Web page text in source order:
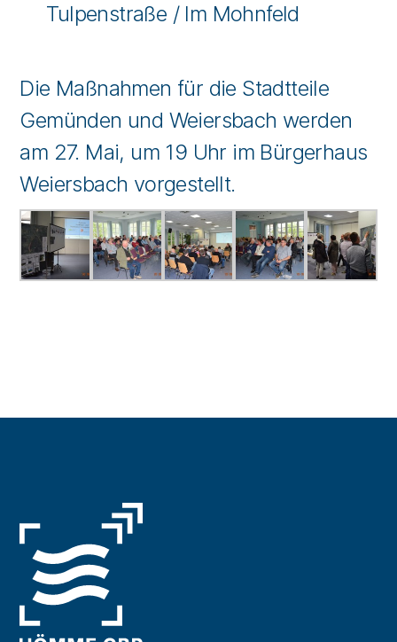
Tulpenstraße / Im Mohnfeld
Die Maßnahmen für die Stadtteile
Gemünden und Weiersbach werden
am 27. Mai, um 19 Uhr im Bürgerhaus
Weiersbach vorgestellt.